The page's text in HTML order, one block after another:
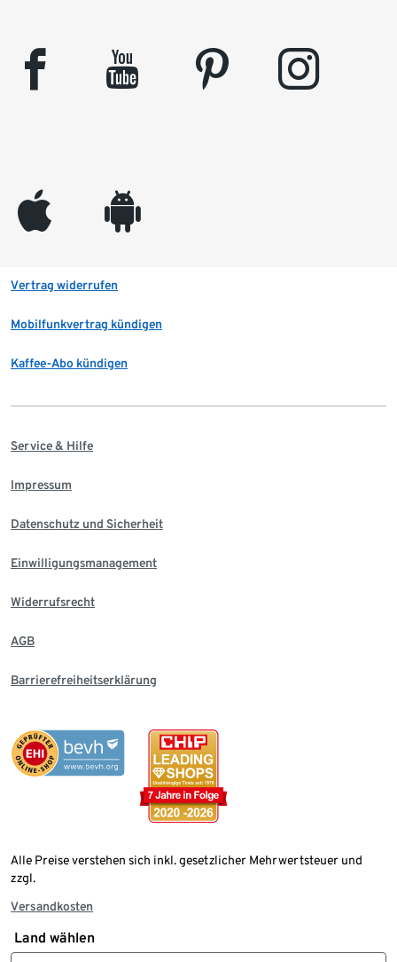
facebook youtube pinterest instagram
appleinc android
Vertrag widerrufen
Mobilfunkvertrag kündigen
Kaffee-Abo kündigen
Service & Hilfe
Impressum
Datenschutz und Sicherheit
Einwilligungsmanagement
Widerrufsrecht
AGB
Barrierefreiheitserklärung
Alle Preise verstehen sich inkl. gesetzlicher Mehrwertsteuer und
zzgl.
Versandkosten
Land wählen